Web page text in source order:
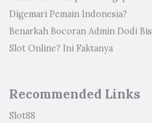
Digemari Pemain Indonesia?
Benarkah Bocoran Admin Dodi
Slot Online? Ini Faktanya
Recommended Links
Slot88